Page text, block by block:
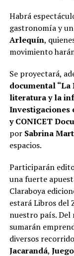
Habrá
gastronomía y
Arlequín,
movimiento
Se proyectará,
documental
literatura y la
Investigaciones
y CONICET
porSabrina
espacios.
Participarán
una fuerte
Claraboya
estará Libros del
nuestro país. Del
sumarán
diversos
Jacarandá,